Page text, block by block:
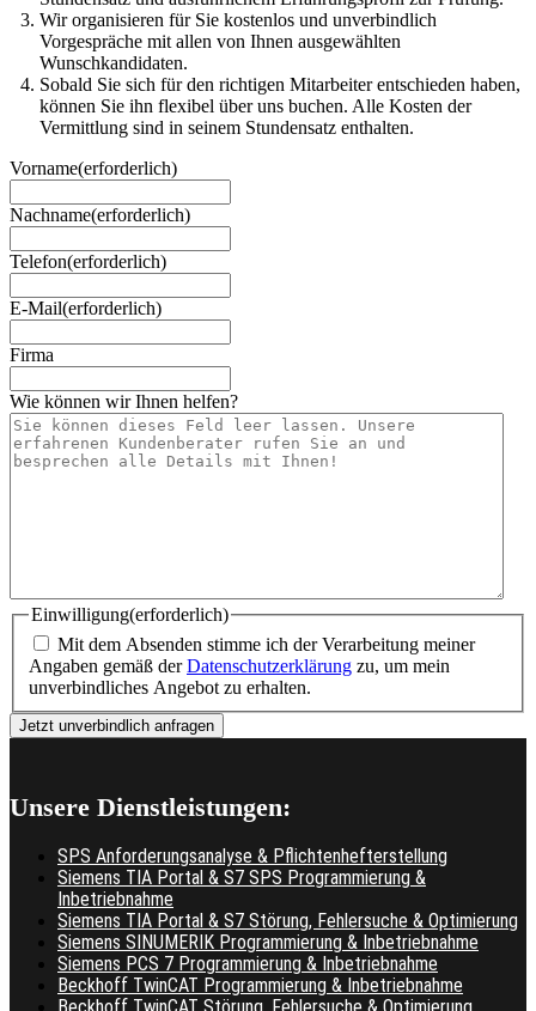
Wir organisieren für Sie kostenlos und unverbindlich
Vorgespräche mit allen von Ihnen ausgewählten
Wunschkandidaten.
Sobald Sie sich für den richtigen Mitarbeiter entschieden haben,
können Sie ihn flexibel über uns buchen. Alle Kosten der
Vermittlung sind in seinem Stundensatz enthalten.
Vorname(erforderlich)
Nachname(erforderlich)
Telefon(erforderlich)
E-Mail(erforderlich)
Firma
Wie können wir Ihnen helfen?
Einwilligung(erforderlich)
Mit dem Absenden stimme ich der Verarbeitung meiner
Angaben gemäß derDatenschutzerklärung zu, um mein
unverbindliches Angebot zu erhalten.
Unsere Dienstleistungen:
SPS Anforderungsanalyse & Pflichtenhefterstellung
Siemens TIA Portal & S7 SPS Programmierung &
Inbetriebnahme
Siemens TIA Portal & S7 Störung, Fehlersuche & Optimierung
Siemens SINUMERIK Programmierung & Inbetriebnahme
Siemens PCS 7 Programmierung & Inbetriebnahme
Beckhoff TwinCAT Programmierung & Inbetriebnahme